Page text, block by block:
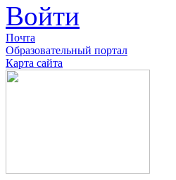
Войти
Почта
Образовательный портал
Карта сайта